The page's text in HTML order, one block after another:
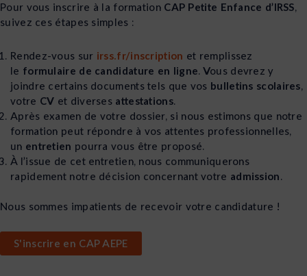
Pour vous inscrire à la formation CAP Petite Enfance d’IRSS,
suivez ces étapes simples :
Rendez-vous sur irss.fr/inscription et remplissez
le formulaire de candidature en ligne . Vous devrez y
joindre certains documents tels que vos bulletins scolaires
votre CV et diverses attestations.
Après examen de votre dossier, si nous estimons que notre
formation peut répondre à vos attentes professionnelles,
un entretien pourra vous être proposé.
À l’issue de cet entretien, nous communiquerons
rapidement notre décision concernant votre admission
Nous sommes impatients de recevoir votre candidature !
S'inscrire en CAP AEPE